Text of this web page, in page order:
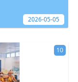
2026-05-05
10